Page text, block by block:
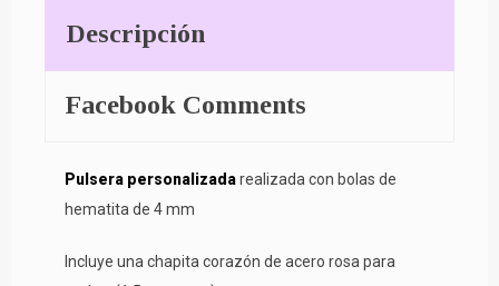
Descripción
Facebook Comments
Pulsera personalizadarealizada con bolas de
hematita de 4 mm
Incluye una chapita corazón de acero rosa para